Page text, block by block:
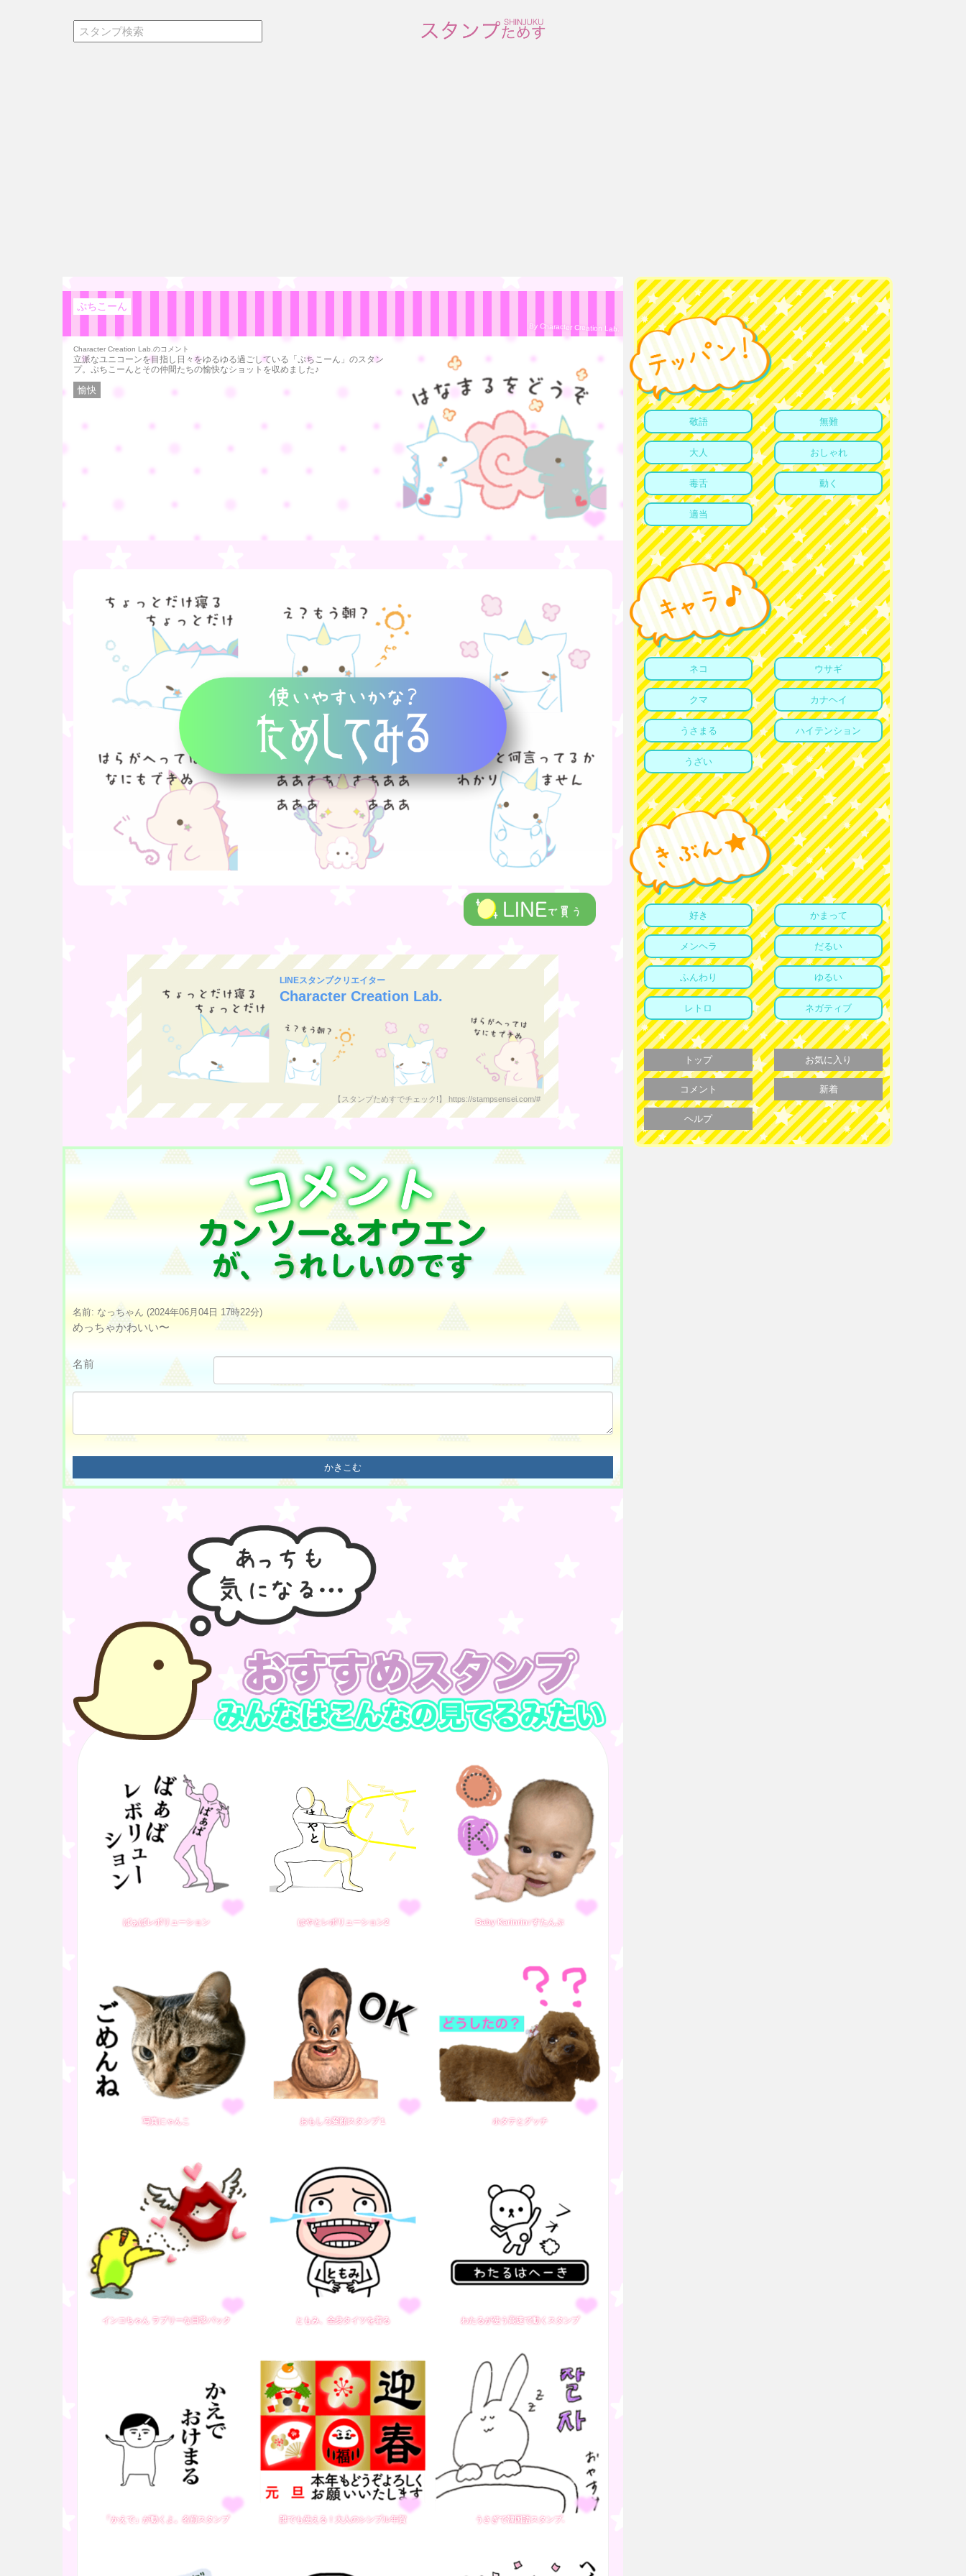
ぷちこーん
By Character Creation Lab.
Character Creation Lab.のコメント
立派なユニコーンを目指し日々をゆるゆる過ごしている「ぷちこーん」のスタン
プ。ぷちこーんとその仲間たちの愉快なショットを収めました♪
愉快
LINEスタンプクリエイター
Character Creation Lab.
【スタンプためすでチェック!】 https://stampsensei.com/#
名前: なっちゃん (2024年06月04日 17時22分)
めっちゃかわいい〜
名前
ばぁばレボリューション はやとレボリューション2 Baby Karinrin♪すたんぷ
写真にゃんこ おもしろ変顔スタンプ１ ホタテとグッチ
インコちゃん ラブリーな日常パック ともみ、全身タイツを着る わたるが使う高速で動くスタンプ
「かえで」が動くよ。名前スタンプ 誰でも使える！大人のシンプル年賀 うさぎで韓国語スタンプ.
敬語 無難
大人 おしゃれ
毒舌 動く
適当
ネコ ウサギ
クマ カナヘイ
うさまる ハイテンション
うざい
好き かまって
メンヘラ だるい
ふんわり ゆるい
レトロ ネガティブ
トップ お気に入り
コメント 新着
ヘルプ